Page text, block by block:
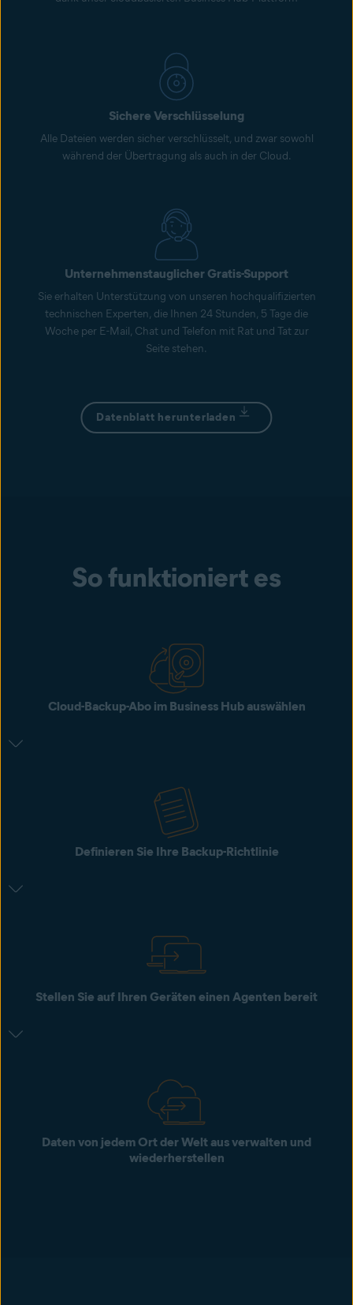
Sichere Verschlüsselung
Alle Dateien werden sicher verschlüsselt, und zwar sowohl
während der Übertragung als auch in der Cloud.
Unternehmenstauglicher Gratis-Support
Sie erhalten Unterstützung von unseren hochqualifizierten
technischen Experten, die Ihnen 24 Stunden, 5 Tage die
Woche per E-Mail, Chat und Telefon mit Rat und Tat zur
Seite stehen.
Datenblatt herunterladen
So funktioniert es
Cloud-Backup-Abo im Business Hub auswählen
Definieren Sie Ihre Backup-Richtlinie
Stellen Sie auf Ihren Geräten einen Agenten bereit
Daten von jedem Ort der Welt aus verwalten und
wiederherstellen